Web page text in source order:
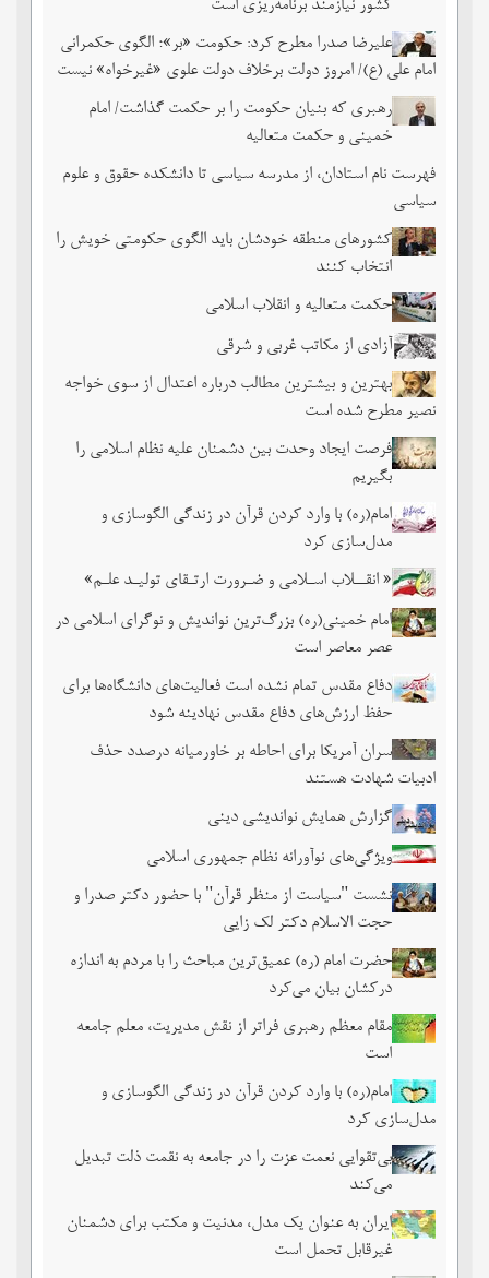
کشور نیازمند برنامه‌ریزی است
علیرضا صدرا مطرح کرد: حکومت «بر»؛ الگوی حکمرانی
امام علی (ع)/ امروز دولت برخلاف دولت علوی «غیرخواه» نیست
رهبری که بنیان حکومت را بر حکمت گذاشت/ امام
خمینی و حکمت متعالیه
فهرست نام استادان، از مدرسه سیاسی تا دانشکده حقوق و علوم
سیاسی
کشورهای منطقه خودشان باید الگوی حکومتی خویش را
انتخاب کنند
حکمت متعالیه و انقلاب اسلامی
آزادی از مکاتب غربی و شرقی
بهترین و بیشترین مطالب درباره اعتدال از سوی خواجه
نصیر مطرح شده است
فرصت ایجاد وحدت بین دشمنان علیه نظام اسلامی را
بگیریم
امام(ره) با وارد کردن قرآن در زندگی الگوسازی و
مدل‌سازی کرد
« انقــلاب اسـلامی و ضـرورت ارتـقای تولیـد علـم»
امام خمینی(ره) بزرگ‌ترین نواندیش و نوگرای اسلامی در
عصر معاصر است
دفاع مقدس تمام نشده است فعالیت‌های دانشگاه‌ها برای
حفظ ارزش‌های دفاع مقدس نهادینه شود
سران آمریکا برای احاطه بر خاورمیانه درصدد حذف
ادبیات شهادت هستند
گزارش همایش نواندیشی دینی
ویژگی‌های نوآورانه نظام جمهوری اسلامی
نشست‏ "سیاست از منظر قرآن" با حضور دکتر صدرا و
حجت الاسلام دکتر لک زایی
حضرت امام (ره) عمیق‌ترین مباحث را با مردم به اندازه
درکشان بیان می‌کرد
مقام معظم رهبری فراتر از نقش مدیریت، معلم جامعه
است
امام(ره) با وارد کردن قرآن در زندگی الگوسازی و
مدل‌سازی کرد
بی‌تقوایی نعمت عزت را در جامعه به نقمت ذلت تبدیل
می‌کند
ایران به عنوان یک مدل، مدنیت و مکتب برای دشمنان
غیرقابل تحمل است